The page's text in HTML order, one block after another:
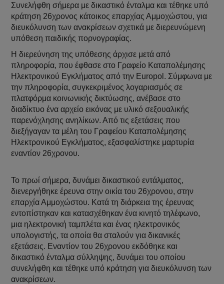
Συνελήφθη σήμερα με δικαστικό ένταλμα και τέθηκε υπό
κράτηση 26χρονος κάτοικος επαρχίας Αμμοχώστου, για
διευκόλυνση των ανακρίσεων σχετικά με διερευνώμενη
υπόθεση παιδικής πορνογραφίας.
Η διερεύνηση της υπόθεσης άρχισε μετά από
πληροφορία, που έφθασε στο Γραφείο Καταπολέμησης
Ηλεκτρονικού Εγκλήματος από την Europol. Σύμφωνα με
την πληροφορία, συγκεκριμένος λογαριασμός σε
πλατφόρμα κοινωνικής δικτύωσης, ανέβασε στο
διαδίκτυο ένα αρχείο εικόνας με υλικό σεξουαλικής
παρενόχλησης ανηλίκων. Από τις εξετάσεις που
διεξήγαγαν τα μέλη του Γραφείου Καταπολέμησης
Ηλεκτρονικού Εγκλήματος, εξασφαλίστηκε μαρτυρία
εναντίον 26χρονου.
Το πρωί σήμερα, δυνάμει δικαστικού εντάλματος,
διενεργήθηκε έρευνα στην οικία του 26χρονου, στην
επαρχία Αμμοχώστου. Κατά τη διάρκεια της έρευνας
εντοπίστηκαν και κατασχέθηκαν ένα κινητό τηλέφωνο,
μια ηλεκτρονική ταμπλέτα και ένας ηλεκτρονικός
υπολογιστής, τα οποία θα σταλούν για δικανικές
εξετάσεις. Εναντίον του 26χρονου εκδόθηκε και
δικαστικό ένταλμα σύλληψης, δυνάμει του οποίου
συνελήφθη και τέθηκε υπό κράτηση για διευκόλυνση των
ανακρίσεων.